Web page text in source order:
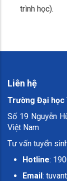
trình học).
Liên hệ
Trường Đại học
Số 19 Nguyễn
Việt Nam
Tư vấn tuyển
Hotline:
Email: